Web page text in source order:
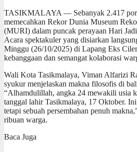
TASIKMALAYA — Sebanyak 2.417
memecahkan Rekor Dunia Museum
(MURI) dalam puncak perayaan Hari
Acara spektakuler yang disiarkan
Minggu (26/10/2025) di Lapang Eks
kebanggaan dan semangat kolaborasi
Wali Kota Tasikmalaya, Viman Alfarizi
syukur menjelaskan makna filosofis di
“Alhamdulillah, angka 24 mewakili usia
tanggal lahir Tasikmalaya, 17 Oktober.
tetapi sebuah persembahan penuh
ribuan warga.
Baca Juga